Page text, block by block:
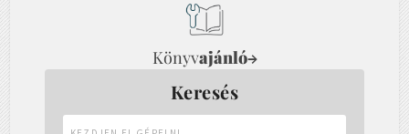
Könyvajánló→
Keresés